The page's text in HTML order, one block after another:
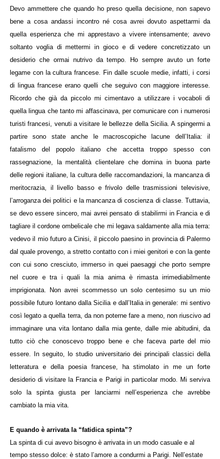
Devo ammettere che quando ho preso quella decisione, non sapevo
bene a cosa andassi incontro né cosa avrei dovuto aspettarmi da
quella esperienza che mi apprestavo a vivere intensamente; avevo
soltanto voglia di mettermi in gioco e di vedere concretizzato un
desiderio che ormai nutrivo da tempo. Ho sempre avuto un forte
legame con la cultura francese. Fin dalle scuole medie, infatti, i corsi
di lingua francese erano quelli che seguivo con maggiore interesse.
Ricordo che già da piccolo mi cimentavo a utilizzare i vocaboli di
quella lingua che tanto mi affascinava, per comunicare con i numerosi
turisti francesi, venuti a visitare le bellezze della Sicilia. A spingermi a
partire sono state anche le macroscopiche lacune dell’Italia: il
fatalismo del popolo italiano che accetta troppo spesso con
rassegnazione, la mentalità clientelare che domina in buona parte
delle regioni italiane, la cultura delle raccomandazioni, la mancanza di
meritocrazia, il livello basso e frivolo delle trasmissioni televisive,
l’arroganza dei politici e la mancanza di coscienza di classe. Tuttavia,
se devo essere sincero, mai avrei pensato di stabilirmi in Francia e di
tagliare il cordone ombelicale che mi legava saldamente alla mia terra:
vedevo il mio futuro a Cinisi, il piccolo paesino in provincia di Palermo
dal quale provengo, a stretto contatto con i miei genitori e con la gente
con cui sono cresciuto, immerso in quei paesaggi che porto sempre
nel cuore e tra i quali la mia anima è rimasta irrimediabilmente
imprigionata. Non avrei scommesso un solo centesimo su un mio
possibile futuro lontano dalla Sicilia e dall’Italia in generale: mi sentivo
così legato a quella terra, da non poterne fare a meno, non riuscivo ad
immaginare una vita lontano dalla mia gente, dalle mie abitudini, da
tutto ciò che conoscevo troppo bene e che faceva parte del mio
essere. In seguito, lo studio universitario dei principali classici della
letteratura e della poesia francese, ha stimolato in me un forte
desiderio di visitare la Francia e Parigi in particolar modo. Mi serviva
solo la spinta giusta per lanciarmi nell’esperienza che avrebbe
cambiato la mia vita.
E quando è arrivata la “fatidica spinta”?
La spinta di cui avevo bisogno è arrivata in un modo casuale e al
tempo stesso dolce: è stato l’amore a condurmi a Parigi. Nell’estate